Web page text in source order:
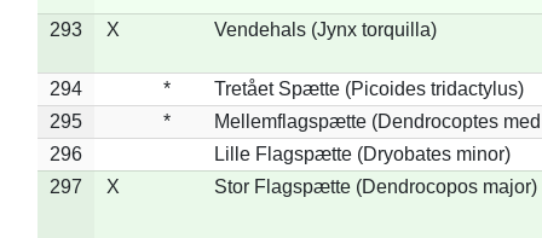
293 X Vendehals (Jynx torquilla)
294 *
Tretået Spætte (Picoides tridactylus)
295
*
Mellemflagspætte (Dendrocoptes
296
Lille Flagspætte (Dryobates minor)
297
X Stor Flagspætte (Dendrocopos major)